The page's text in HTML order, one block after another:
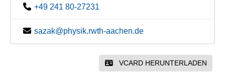
+49 241 80-27231
sazak@physik.rwth-aachen.de
VCARD HERUNTERLADEN